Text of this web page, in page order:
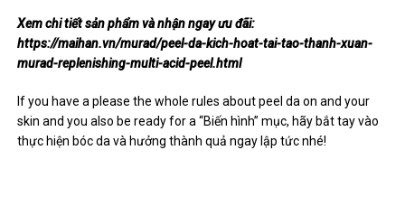
Xem chi tiết sản phẩm và nhận ngay ưu đãi:
https://maihan.vn/murad/peel-da-kich-hoat-tai-tao-thanh-xuan-
murad-replenishing-multi-acid-peel.html
If you have a please the whole rules about peel da on and your
skin and you also be ready for a “Biến hình” mục, hãy bắt tay vào
thực hiện bóc da và hưởng thành quả ngay lập tức nhé!